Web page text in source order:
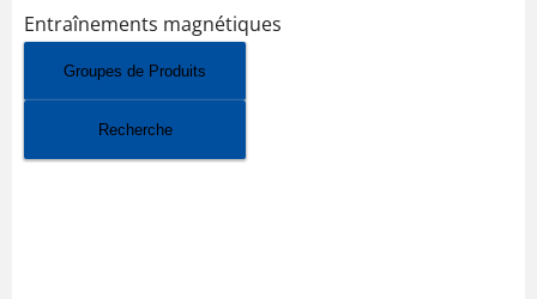
Entraînements magnétiques
Groupes de Produits
Recherche